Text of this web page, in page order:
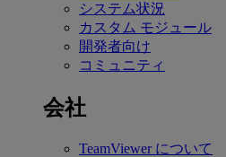
システム状況
カスタム モジュール
開発者向け
コミュニティ
会社
TeamViewer について